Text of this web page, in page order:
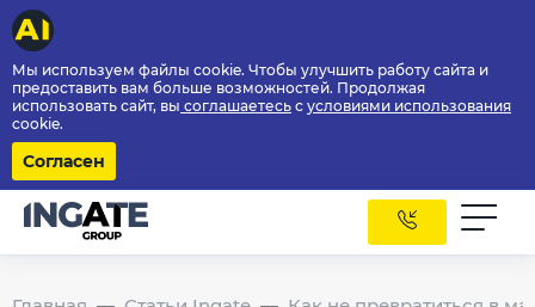
Мы используем файлы cookie. Чтобы улучшить работу сайта и
предоставить вам больше возможностей. Продолжая
использовать сайт, вы соглашаетесь с условиями использования
cookie.
Согласен